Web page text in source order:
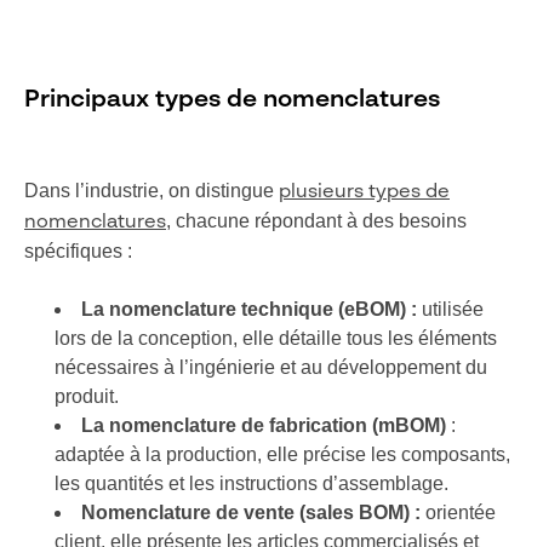
Principaux types de nomenclatures
Dans l’industrie, on distingue plusieurs types de
nomenclatures, chacune répondant à des besoins
spécifiques :
La nomenclature technique (eBOM) : utilisée
lors de la conception, elle détaille tous les éléments
nécessaires à l’ingénierie et au développement du
produit.
La nomenclature de fabrication (mBOM) :
adaptée à la production, elle précise les composants,
les quantités et les instructions d’assemblage.
Nomenclature de vente (sales BOM) : orientée
client, elle présente les articles commercialisés et